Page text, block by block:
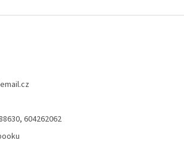
email.cz
604262062